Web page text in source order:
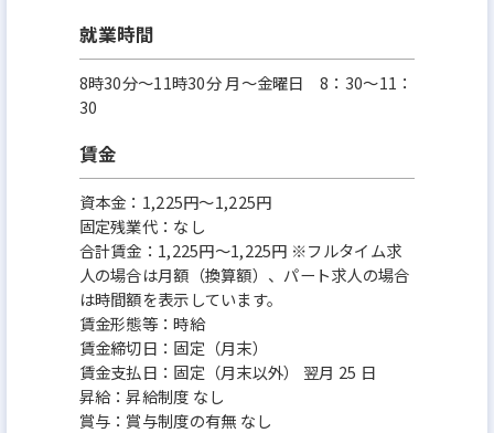
就業時間
8時30分〜11時30分 月～金曜日 8：30～11：
30
賃金
資本金：1,225円〜1,225円
固定残業代：なし
合計賃金：1,225円～1,225円 ※フルタイム求
人の場合は月額（換算額）、パート求人の場合
は時間額を表示しています。
賃金形態等：時給
賃金締切日：固定（月末）
賃金支払日：固定（月末以外） 翌月 25 日
昇給：昇給制度 なし
賞与：賞与制度の有無 なし